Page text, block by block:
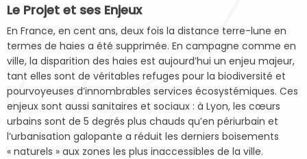
Le Projet et ses Enjeux
En France, en cent ans, deux fois la distance terre-lune en
termes de haies a été supprimée. En campagne comme en
ville, la disparition des haies est aujourd’hui un enjeu majeur,
tant elles sont de véritables refuges pour la biodiversité et
pourvoyeuses d’innombrables services écosystémiques. Ces
enjeux sont aussi sanitaires et sociaux : à Lyon, les cœurs
urbains sont de 5 degrés plus chauds qu’en périurbain et
l’urbanisation galopante a réduit les derniers boisements
« naturels » aux zones les plus inaccessibles de la ville.